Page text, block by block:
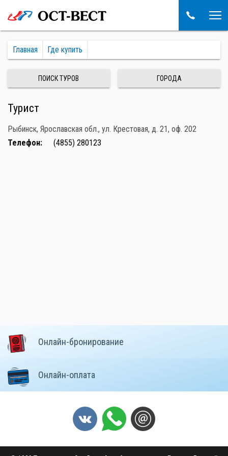
Главная Где купить
ПОИСК ТУРОВ ГОРОДА
Турист
Рыбинск, Ярославская обл., ул. Крестовая, д. 21, оф. 202
Телефон:
(4855) 280123
Онлайн-бронирование
Онлайн-оплата